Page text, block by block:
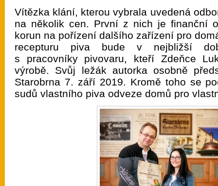
Vítězka klání, kterou vybrala uvedená
na několik cen. První z nich je finanční
korun na pořízení dalšího zařízení pro
recepturu piva bude v nejbližší
s pracovníky pivovaru, kteří Zdeňce
výrobě. Svůj ležák autorka osobně
Starobrna 7. září 2019. Kromě toho se
sudů vlastního piva odveze domů pro